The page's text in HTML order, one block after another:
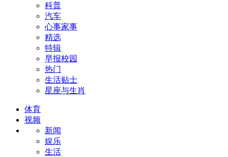
科普
汽车
心事家事
精选
特辑
早报校园
热门
生活贴士
星座与生肖
体育
视频
新闻
娱乐
生活